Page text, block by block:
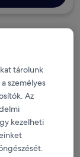
változnak
minden
árakkal
tárolunk
személyes
Az
kezelheti